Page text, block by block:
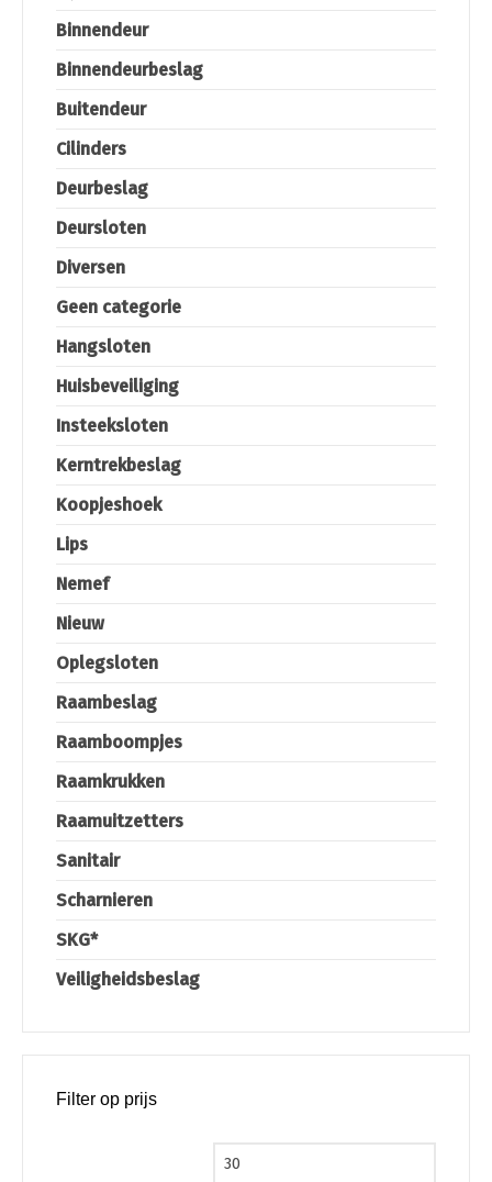
Binnendeur
Binnendeurbeslag
Buitendeur
Cilinders
Deurbeslag
Deursloten
Diversen
Geen categorie
Hangsloten
Huisbeveiliging
Insteeksloten
Kerntrekbeslag
Koopjeshoek
Lips
Nemef
Nieuw
Oplegsloten
Raambeslag
Raamboompjes
Raamkrukken
Raamuitzetters
Sanitair
Scharnieren
SKG*
Veiligheidsbeslag
Filter op prijs
Min. prijs